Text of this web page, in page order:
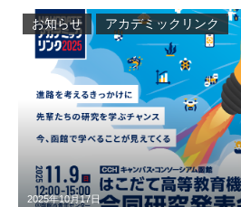
2025年10月17日
お知らせ アカデミックリンク